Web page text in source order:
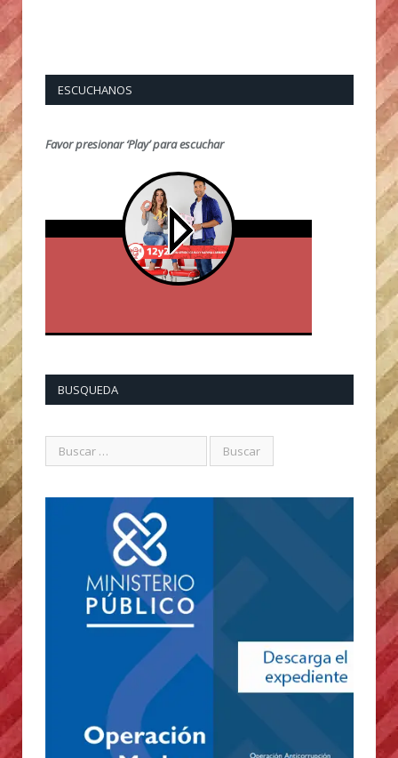
ESCUCHANOS
Favor presionar ‘Play’ para escuchar
BUSQUEDA